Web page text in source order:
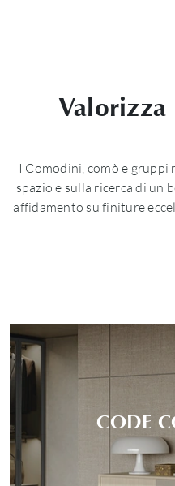
I Comodini, comò e
spazio e sulla ricerca di un
affidamento su finiture
CODE